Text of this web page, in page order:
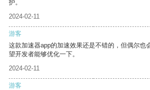
护。
2024-02-11
游客
这款加速器app的加速效果还是不错的，但偶尔也
望开发者能够优化一下。
2024-02-11
游客